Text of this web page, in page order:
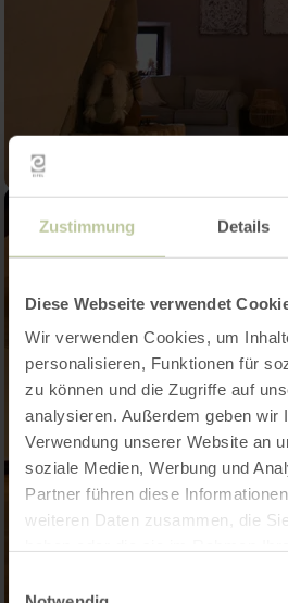
Zustimmung Details
Diese Webseite verwendet
Wir verwenden Cookies, um
personalisieren, Funktionen für
zu können und die Zugriffe auf
analysieren. Außerdem geben wir
Verwendung unserer Website an
soziale Medien, Werbung und
Partner führen diese
weiteren Daten zusammen, die